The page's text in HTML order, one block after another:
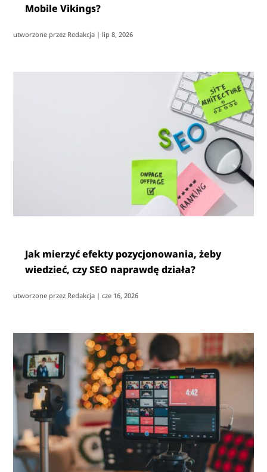
Mobile Vikings?
utworzone przez Redakcja | lip 8, 2026
Jak mierzyć efekty pozycjonowania, żeby
wiedzieć, czy SEO naprawdę działa?
utworzone przez Redakcja |cze 16, 2026